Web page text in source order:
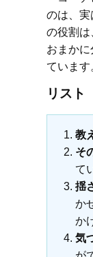
のは、実
の役割は
おまか
ています
リスト
教
そ
て
揺
か
か
気